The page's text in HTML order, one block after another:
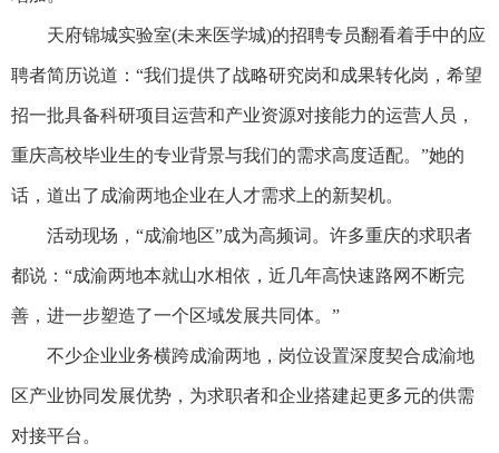
天府锦城实验室(未来医学城)的招聘专员翻看着手中的应
聘者简历说道：“我们提供了战略研究岗和成果转化岗，希望
招一批具备科研项目运营和产业资源对接能力的运营人员，
重庆高校毕业生的专业背景与我们的需求高度适配。”她的
话，道出了成渝两地企业在人才需求上的新契机。
活动现场，“成渝地区”成为高频词。许多重庆的求职者
都说：“成渝两地本就山水相依，近几年高快速路网不断完
善，进一步塑造了一个区域发展共同体。”
不少企业业务横跨成渝两地，岗位设置深度契合成渝地
区产业协同发展优势，为求职者和企业搭建起更多元的供需
对接平台。